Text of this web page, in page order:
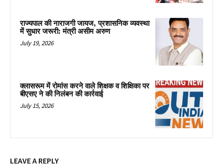
राज्यपाल की नाराजगी जायज, प्रशासनिक व्यवस्था
में सुधार जरूरी: मंत्री असीम अरुण
July 19, 2026
क्लासरूम में रोमांस करने वाले शिक्षक व शिक्षिका पर
बीएसए ने की निलंबन की कार्रवाई
July 15, 2026
LEAVE A REPLY